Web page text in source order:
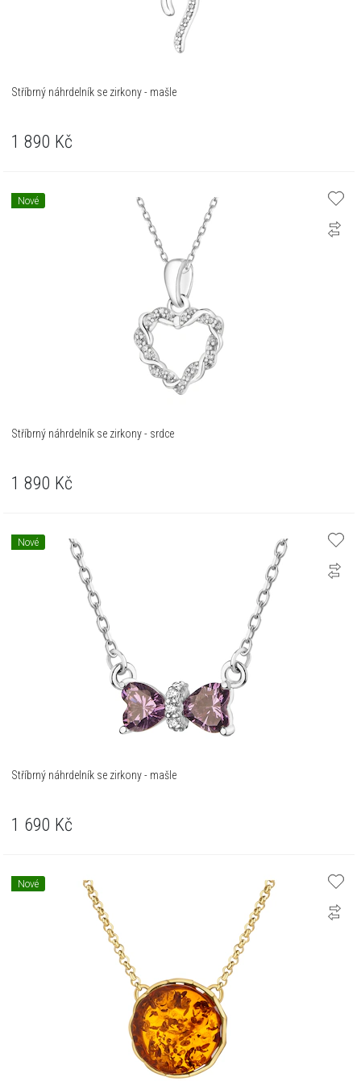
Stříbrný náhrdelník se zirkony - mašle
1 890 Kč
Nové
Stříbrný náhrdelník se zirkony - srdce
1 890 Kč
Nové
Stříbrný náhrdelník se zirkony - mašle
1 690 Kč
Nové